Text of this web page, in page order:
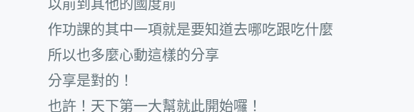
作功課的其中一項就是要知道去哪吃跟吃什麼
所以也多麼心動這樣的分享
分享是對的！
也許！天下第一大幫就此開始囉！